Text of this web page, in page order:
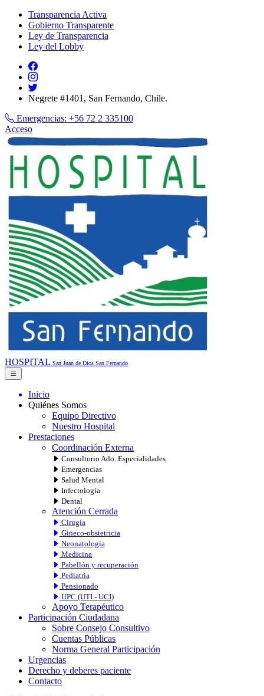
Transparencia Activa
Gobierno Transparente
Ley de Transparencia
Ley del Lobby
Negrete #1401, San Fernando, Chile.
Emergencias: +56 72 2 335100
Acceso
HOSPITAL San Juan de Dios San Fernando
Inicio
Quiénes Somos
Equipo Directivo
Nuestro Hospital
Prestaciones
Coordinación Externa
Consultorio Ado. Especialidades
Emergencias
Salud Mental
Infectología
Dental
Atención Cerrada
Cirugía
Gineco-obstetricia
Neonatología
Medicina
Pabellón y recuperación
Pediatría
Pensionado
UPC (UTI - UCI)
Apoyo Terapéutico
Participación Ciudadana
Sobre Consejo Consultivo
Cuentas Públicas
Norma General Participación
Urgencias
Derecho y deberes paciente
Contacto